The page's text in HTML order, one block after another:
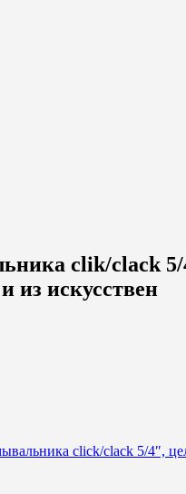
clik/clack
из искусствен
click/clack 5/4″,